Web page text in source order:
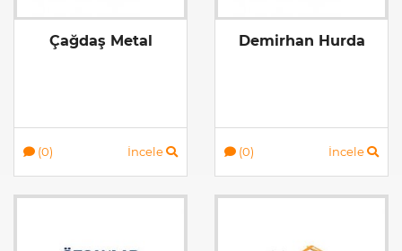
Çağdaş Metal
(0) İncele
Demirhan Hurda
(0) İncele